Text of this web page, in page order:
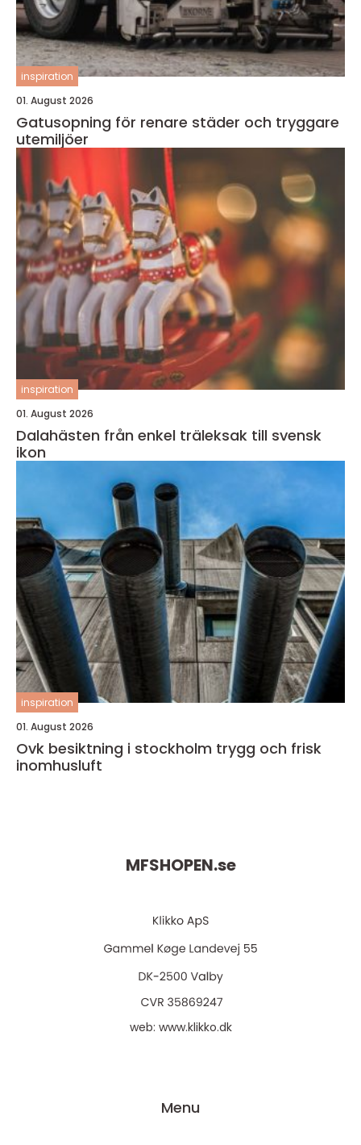
inspiration
01. August 2026
Gatusopning för renare städer och tryggare
utemiljöer
inspiration
01. August 2026
Dalahästen från enkel träleksak till svensk
ikon
inspiration
01. August 2026
Ovk besiktning i stockholm trygg och frisk
inomhusluft
MFSHOPEN.se
web: www.klikko.dk
Menu